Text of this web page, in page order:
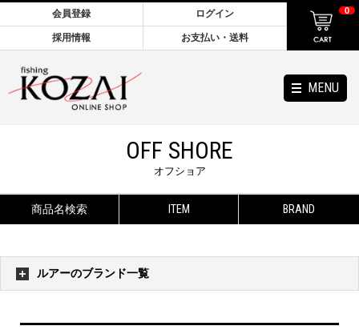
MENU
会員登録 ログイン
採用情報 お支払い・送料
0
OFF SHORE
オフショア
商品名検索 ITEM BRAND
ルアーのブランド一覧